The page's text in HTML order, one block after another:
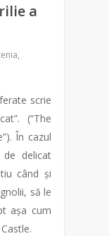
a
,
scrie
(“The
În cazul
delicat
când și
să le
așa cum